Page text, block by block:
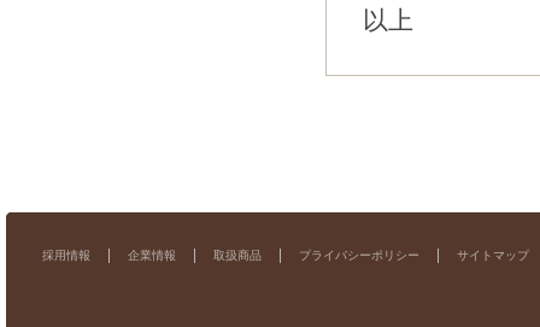
以上
採用情報 企業情報 取扱商品 プライバシーポリシー サイトマップ